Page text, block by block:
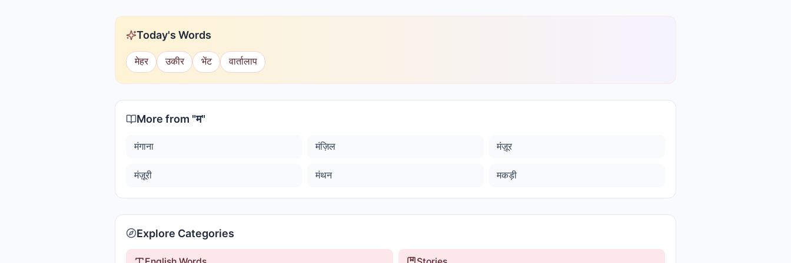
Today's Words
मेहर उकीर भेंट वार्तालाप
More from "म"
मंगाना मंज़िल मंज़ूर
मंज़ूरी मंथन मकड़ी
Explore Categories